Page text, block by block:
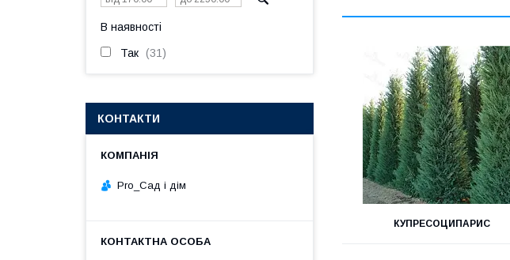
КУПРЕСОЦИПАРИС
В наявності
Так 31
КОНТАКТИ
Pro_Сад і дім